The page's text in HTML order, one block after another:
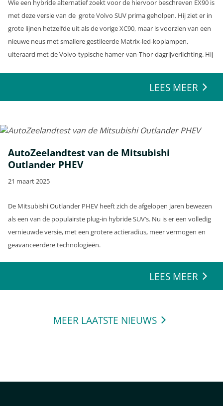
Wie een hybride alternatief zoekt voor de hiervoor beschreven EX90 is
met deze versie van de grote Volvo SUV prima geholpen. Hij ziet er in
grote lijnen hetzelfde uit als de vorige XC90, maar is voorzien van een
nieuwe neus met smallere gestileerde Matrix-led-koplampen,
uiteraard met de Volvo-typische hamer-van-Thor-dagrijverlichting. Hij
LEES MEER
AutoZeelandtest van de Mitsubishi
Outlander PHEV
21 maart 2025
De Mitsubishi Outlander PHEV heeft zich de afgelopen jaren bewezen
als een van de populairste plug-in hybride SUV’s. Nu is er een volledig
vernieuwde versie, met een grotere actieradius, meer vermogen en
geavanceerdere technologieën.
LEES MEER
MEER LAATSTE NIEUWS